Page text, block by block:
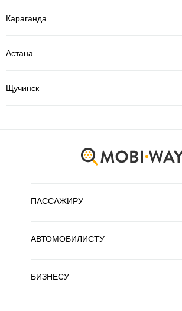
Караганда
Астана
Щучинск
ПАССАЖИРУ
АВТОМОБИЛИСТУ
БИЗНЕСУ